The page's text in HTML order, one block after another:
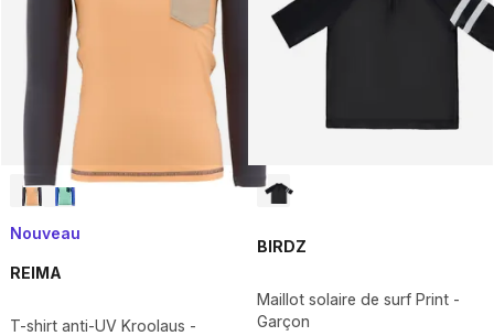
Nouveau
REIMA
T-shirt anti-UV Kroolaus -
BIRDZ
Maillot solaire de surf Print -
Garçon